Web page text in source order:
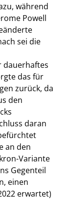
während
Powell
sei die
dauerhaftes
das für
zurück, da
den
daran
an den
Variante
Gegenteil
einen
erwartet)